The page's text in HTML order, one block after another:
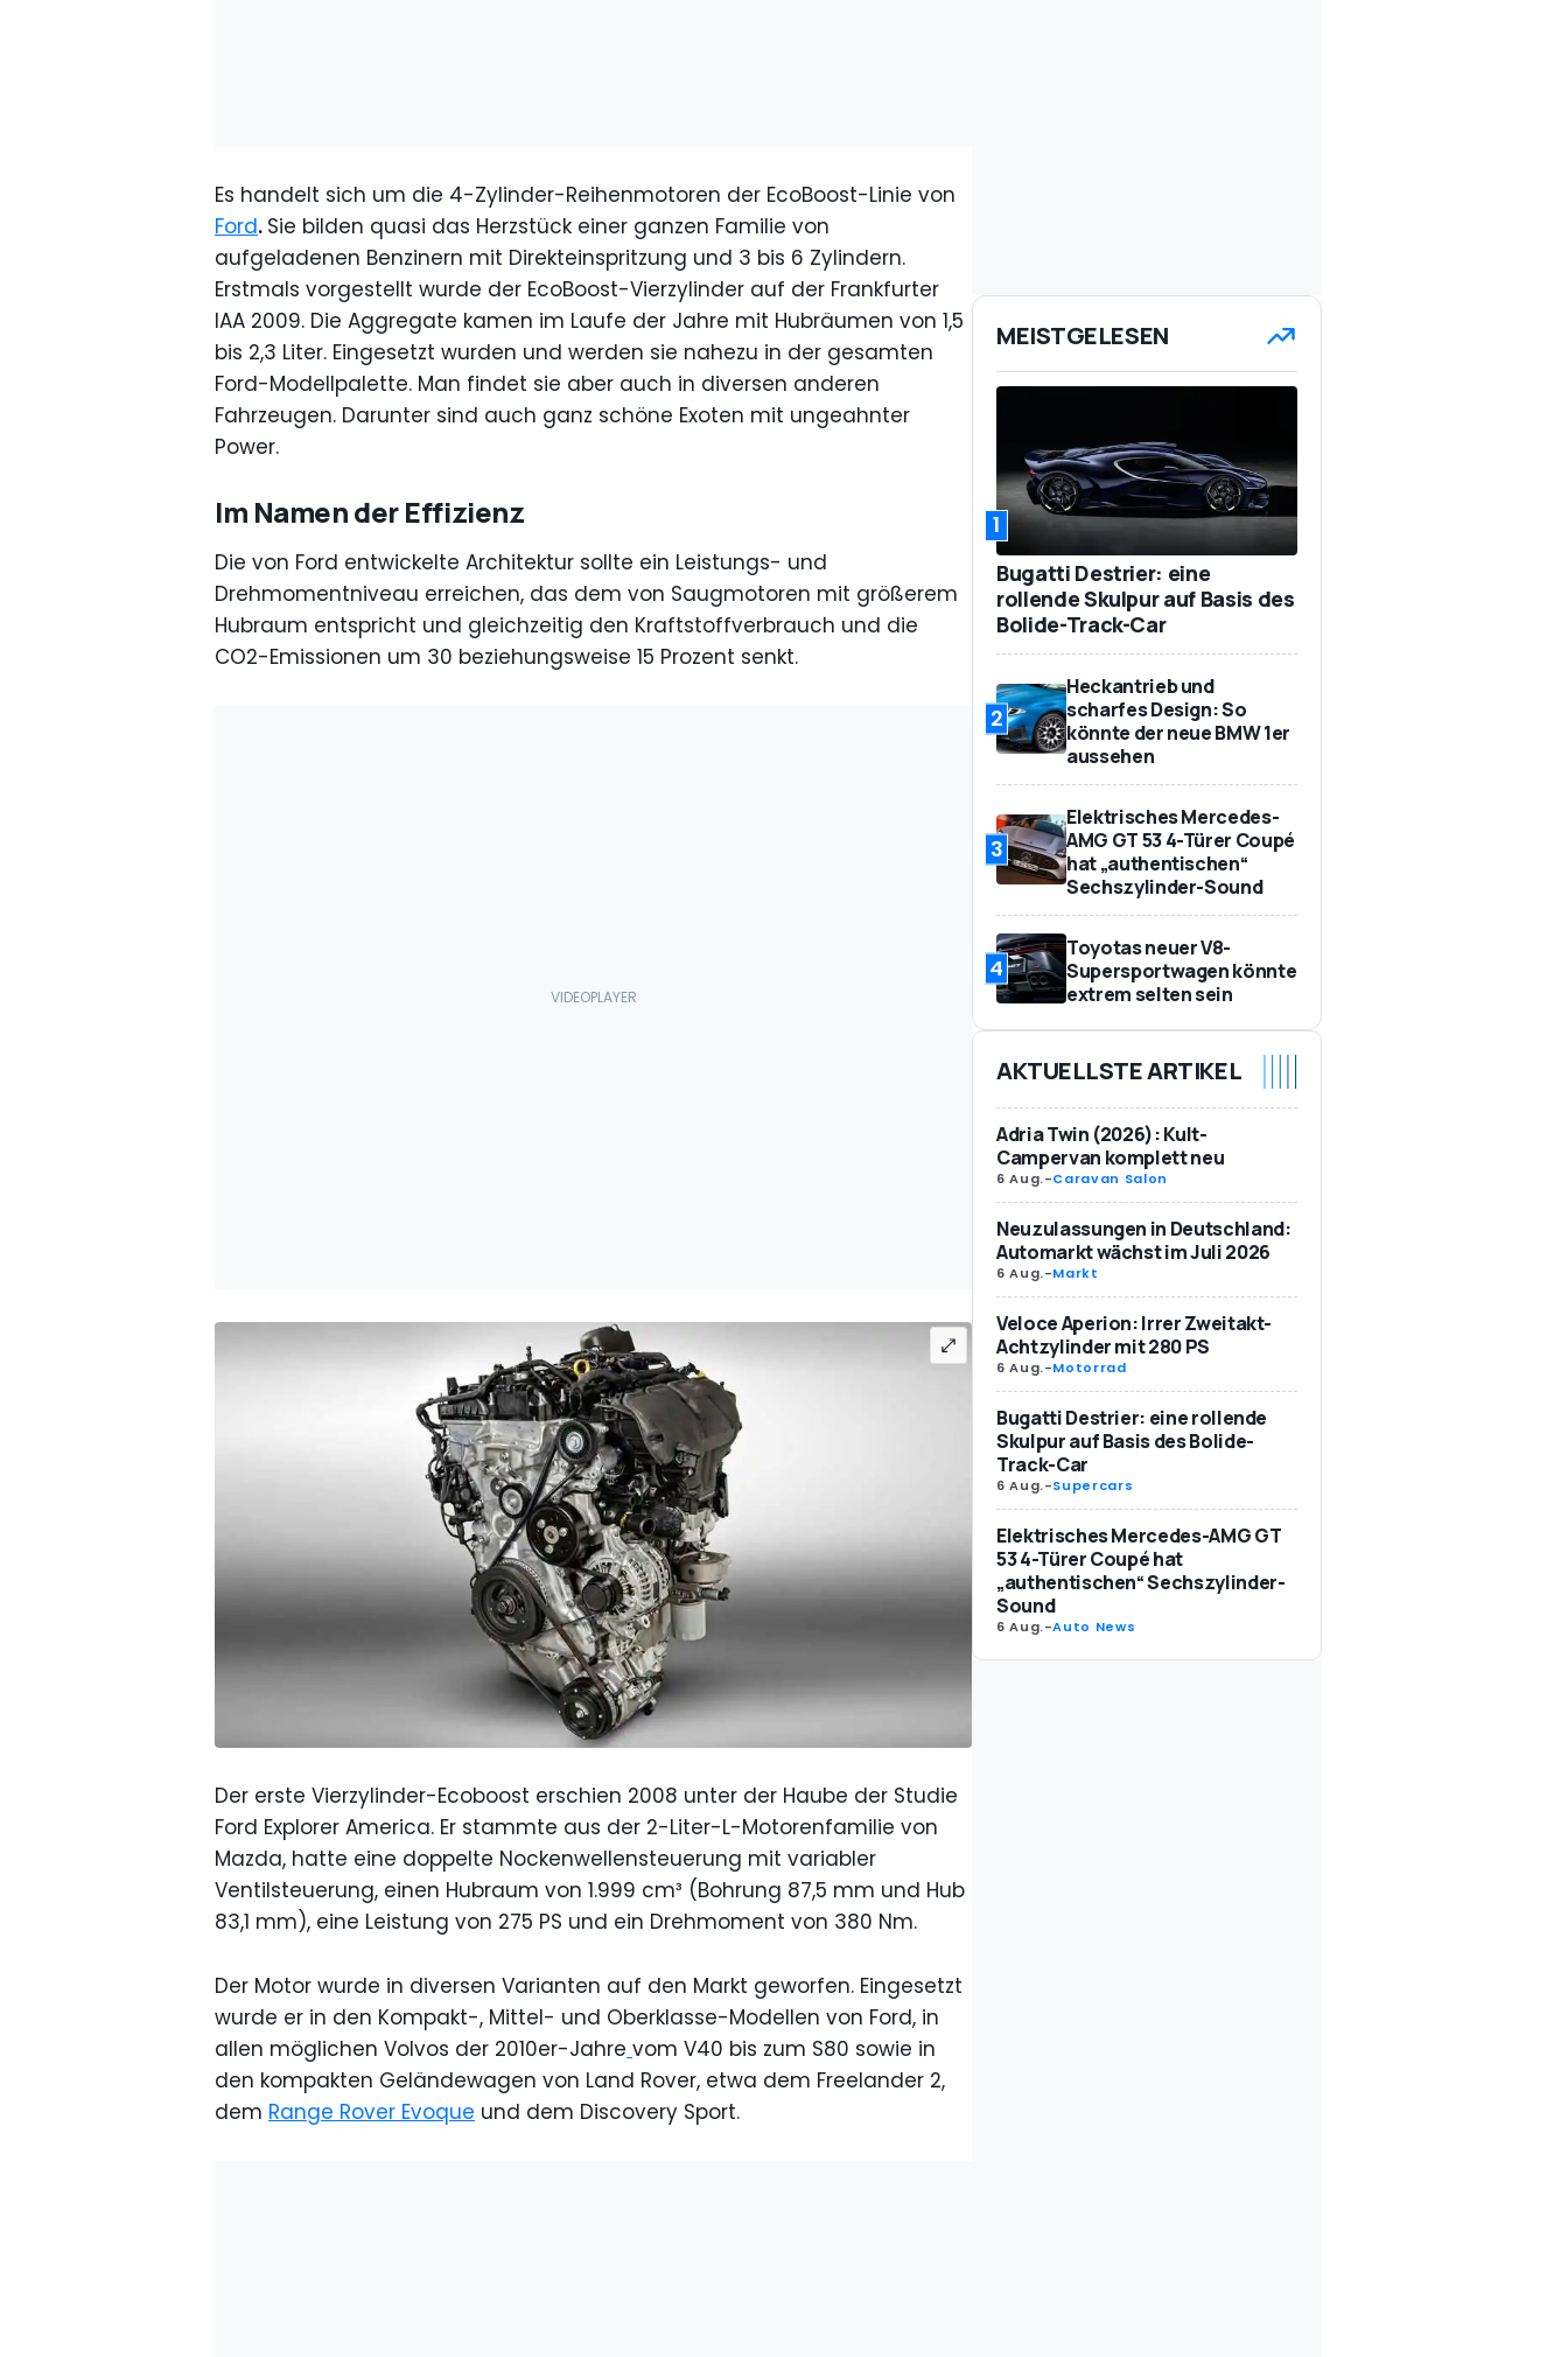
Es handelt sich um die 4-Zylinder-Reihenmotoren der EcoBoost-Linie von
Ford. Sie bilden quasi das Herzstück einer ganzen Familie von
aufgeladenen Benzinern mit Direkteinspritzung und 3 bis 6 Zylindern.
Erstmals vorgestellt wurde der EcoBoost-Vierzylinder auf der Frankfurter
IAA 2009. Die Aggregate kamen im Laufe der Jahre mit Hubräumen von 1,5
bis 2,3 Liter. Eingesetzt wurden und werden sie nahezu in der gesamten
Ford-Modellpalette. Man findet sie aber auch in diversen anderen
Fahrzeugen. Darunter sind auch ganz schöne Exoten mit ungeahnter
Power.
Im Namen der Effizienz
Die von Ford entwickelte Architektur sollte ein Leistungs- und
Drehmomentniveau erreichen, das dem von Saugmotoren mit größerem
Hubraum entspricht und gleichzeitig den Kraftstoffverbrauch und die
CO2-Emissionen um 30 beziehungsweise 15 Prozent senkt.
Der erste Vierzylinder-Ecoboost erschien 2008 unter der Haube der Studie
Ford Explorer America. Er stammte aus der 2-Liter-L-Motorenfamilie von
Mazda, hatte eine doppelte Nockenwellensteuerung mit variabler
Ventilsteuerung, einen Hubraum von 1.999 cm³ (Bohrung 87,5 mm und Hub
83,1 mm), eine Leistung von 275 PS und ein Drehmoment von 380 Nm.
Der Motor wurde in diversen Varianten auf den Markt geworfen. Eingesetzt
wurde er in den Kompakt-, Mittel- und Oberklasse-Modellen von Ford, in
allen möglichen Volvos der 2010er-Jahre vom V40 bis zum S80 sowie in
den kompakten Geländewagen von Land Rover, etwa dem Freelander 2,
dem Range Rover Evoque und dem Discovery Sport.
MEISTGELESEN
1
Bugatti Destrier: eine
rollende Skulpur auf Basis des
Bolide-Track-Car
2
Heckantrieb und
scharfes Design: So
könnte der neue BMW 1er
aussehen
3
Elektrisches Mercedes-
AMG GT 53 4-Türer Coupé
hat „authentischen“
Sechszylinder-Sound
4
Toyotas neuer V8-
Supersportwagen könnte
extrem selten sein
AKTUELLSTE ARTIKEL
Adria Twin (2026): Kult-
Campervan komplett neu
6 Aug.-Caravan Salon
Neuzulassungen in Deutschland:
Automarkt wächst im Juli 2026
6 Aug.-Markt
Veloce Aperion: Irrer Zweitakt-
Achtzylinder mit 280 PS
6 Aug.-Motorrad
Bugatti Destrier: eine rollende
Skulpur auf Basis des Bolide-
Track-Car
6 Aug.-Supercars
Elektrisches Mercedes-AMG GT
53 4-Türer Coupé hat
„authentischen“ Sechszylinder-
Sound
6 Aug.-Auto News